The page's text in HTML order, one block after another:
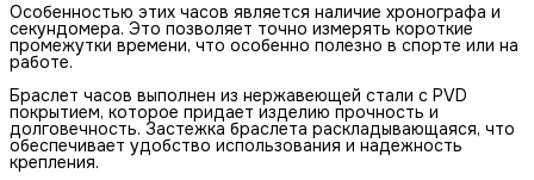
Особенностью этих часов является наличие хронографа и
секундомера. Это позволяет точно измерять короткие
промежутки времени, что особенно полезно в спорте или на
работе.
Браслет часов выполнен из нержавеющей стали с PVD
покрытием, которое придает изделию прочность и
долговечность. Застежка браслета раскладывающаяся, что
обеспечивает удобство использования и надежность
крепления.